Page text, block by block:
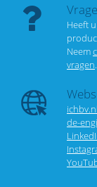
Heeft
Neem
vragen.
ichbv.nl
de-